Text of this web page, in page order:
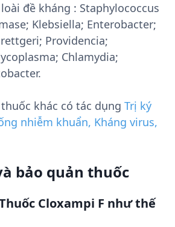
đề kháng : Staphylococcus
Klebsiella; Enterobacter;
Providencia;
Chlamydia;
khác có tác dụng Trị ký
nhiễm khuẩn, Kháng virus,
bảo quản thuốc
Cloxampi F như thế